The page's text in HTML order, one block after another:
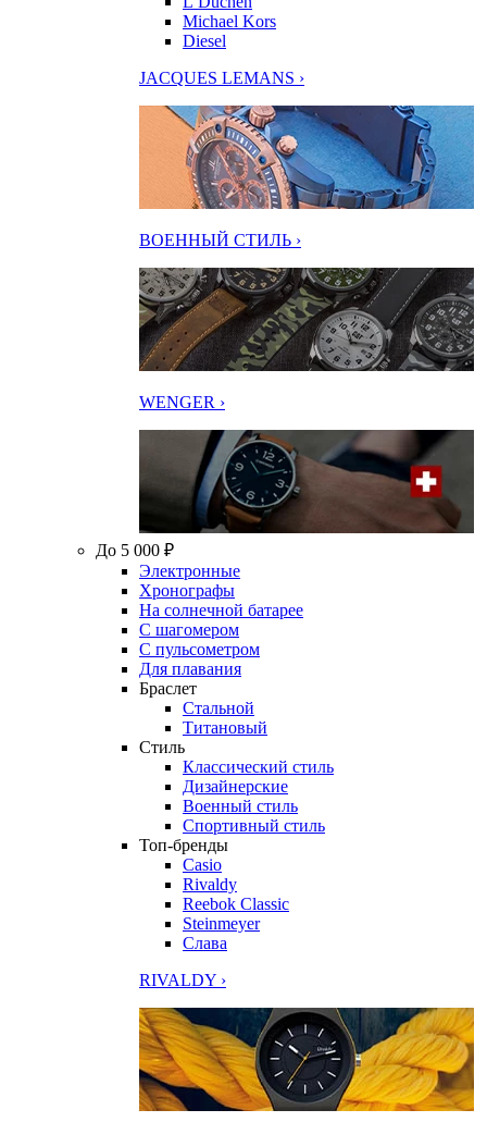
Michael Kors
Diesel
JACQUES LEMANS ›
ВОЕННЫЙ СТИЛЬ ›
WENGER ›
До 5 000 ₽
Электронные
Хронографы
На солнечной батарее
С шагомером
С пульсометром
Для плавания
Браслет
Стальной
Титановый
Стиль
Классический стиль
Дизайнерские
Военный стиль
Спортивный стиль
Топ-бренды
Casio
Rivaldy
Reebok Classic
Steinmeyer
Слава
RIVALDY ›